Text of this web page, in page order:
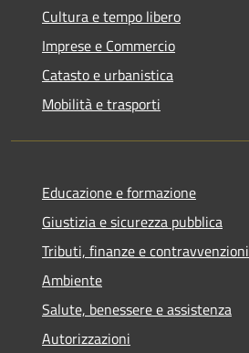
Cultura e tempo libero
Imprese e Commercio
Catasto e urbanistica
Mobilità e trasporti
Educazione e formazione
Giustizia e sicurezza pubblica
Tributi, finanze e contravvenzioni
Ambiente
Salute, benessere e assistenza
Autorizzazioni